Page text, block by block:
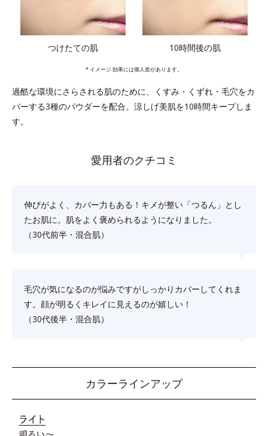
つけたての肌 10時間後の肌
* イメージ 効果には個人差があります。
過酷な環境にさらされる肌のために、くすみ・くずれ・毛穴をカ
バーする3種のパウダーを配合。涼しげ美肌を10時間キープしま
す。
愛用者のクチコミ
伸びがよく、カバー力もある！キメが整い「つるん」とし
たお肌に。肌をよく褒められるようになりました。
（30代前半・混合肌）
毛穴が気になるのが悩みですがしっかりカバーしてくれま
す。顔が明るくキレイに見えるのが嬉しい！
（30代後半・混合肌）
カラーラインアップ